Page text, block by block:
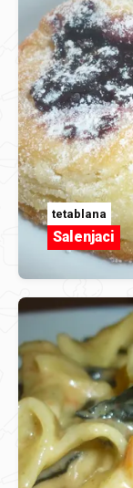
tetablana
Salenjaci